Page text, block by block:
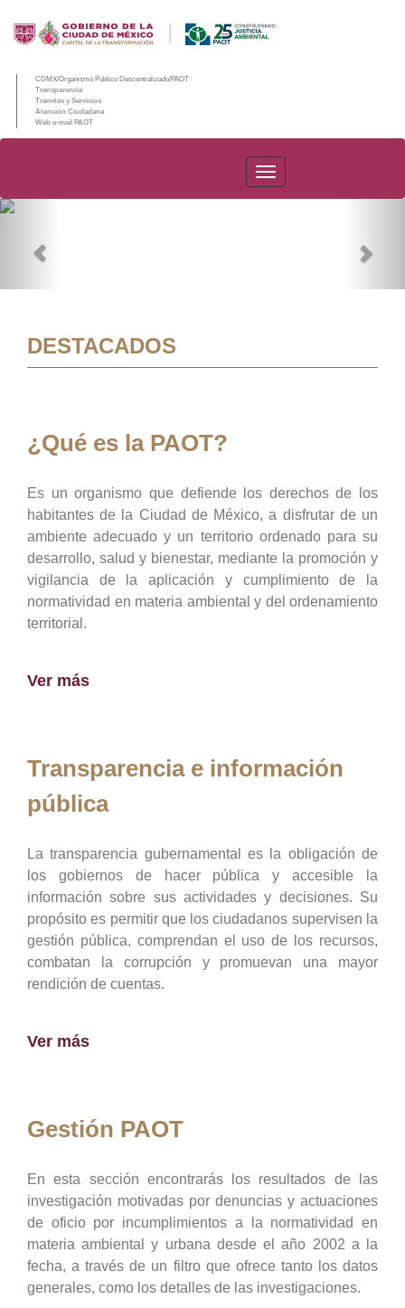
CDMX/Organismo Público Descentralizado/PAOT
Transparencia
Trámites y Servicios
Atención Ciudadana
Web e-mail PAOT
PAOT
DESTACADOS
¿Qué es la PAOT?
Es un organismo que defiende los derechos de los
habitantes de la Ciudad de México, a disfrutar de un
ambiente adecuado y un territorio ordenado para su
desarrollo, salud y bienestar, mediante la promoción y
vigilancia de la aplicación y cumplimiento de la
normatividad en materia ambiental y del ordenamiento
territorial.
Ver más
Transparencia e información
pública
La transparencia gubernamental es la obligación de
los gobiernos de hacer pública y accesible la
información sobre sus actividades y decisiones. Su
propósito es permitir que los ciudadanos supervisen la
gestión pública, comprendan el uso de los recursos,
combatan la corrupción y promuevan una mayor
rendición de cuentas.
Ver más
Gestión PAOT
En esta sección encontrarás los resultados de las
investigación motivadas por denuncias y actuaciones
de oficio por incumplimientos a la normatividad en
materia ambiental y urbana desde el año 2002 a la
fecha, a través de un filtro que ofrece tanto los datos
generales, como los detalles de las investigaciones.